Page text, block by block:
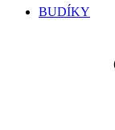
BUDÍKY